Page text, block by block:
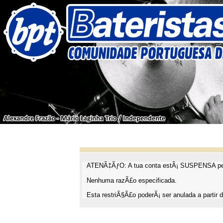
ATENÃ‡ÃƒO: A tua conta estÃ¡ SUSPENSA
Nenhuma razÃ£o especificada.
Esta restriÃ§Ã£o poderÃ¡ ser anulada a partir